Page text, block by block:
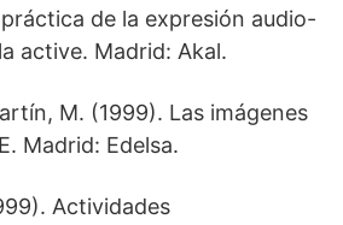
de la expresión audio-
active. Madrid: Akal.
M. (1999). Las imágenes
Madrid: Edelsa.
Actividades